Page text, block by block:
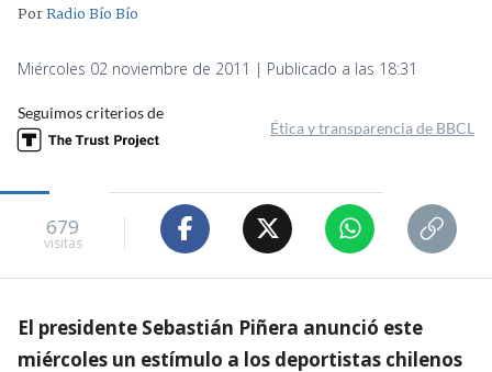
PorRadio Bío Bío
Miércoles 02 noviembre de 2011 | Publicado a las 18:31
Seguimos criterios de
Ética y transparencia de BBCL
679
visitas
El presidente Sebastián Piñera anunció este
miércoles un estímulo a los deportistas chilenos